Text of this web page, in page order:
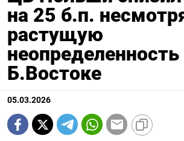
на 25 б.п.
растущую
неопределенность
Б.Востоке
05.03.2026